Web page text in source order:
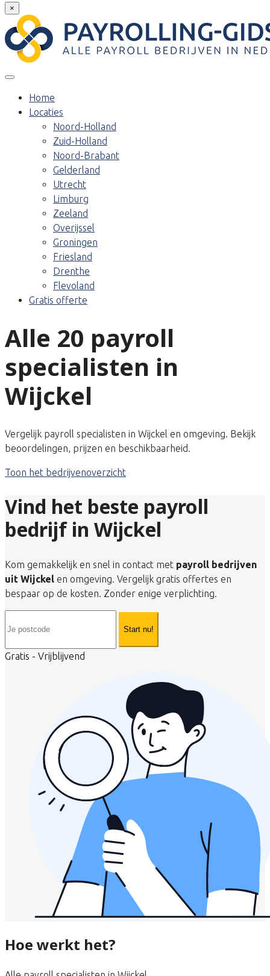
×
Home
Locaties
Noord-Holland
Zuid-Holland
Noord-Brabant
Gelderland
Utrecht
Limburg
Zeeland
Overijssel
Groningen
Friesland
Drenthe
Flevoland
Gratis offerte
Alle 20 payroll
specialisten in
Wijckel
Vergelijk payroll specialisten in Wijckel en omgeving. Bekijk
beoordelingen, prijzen en beschikbaarheid.
Toon het bedrijvenoverzicht
Vind het beste payroll
bedrijf in Wijckel
Kom gemakkelijk en snel in contact met payroll bedrijven
uit Wijckel en omgeving. Vergelijk gratis offertes en
bespaar op de kosten. Zonder enige verplichting.
Start nu!
Gratis - Vrijblijvend
Hoe werkt het?